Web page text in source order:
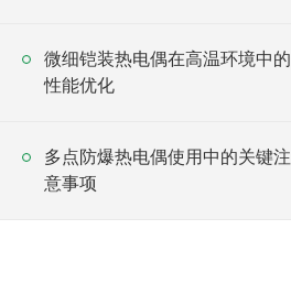
微细铠装热电偶在高温环境中的
性能优化
多点防爆热电偶使用中的关键注
意事项